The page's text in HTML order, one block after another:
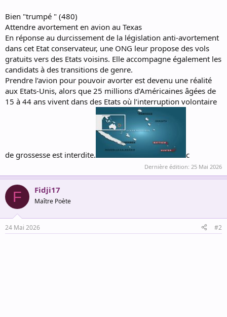
Bien "trumpé " (480)
Attendre avortement en avion au Texas
En réponse au durcissement de la législation anti-avortement
dans cet Etat conservateur, une ONG leur propose des vols
gratuits vers des Etats voisins. Elle accompagne également les
candidats à des transitions de genre.
Prendre l’avion pour pouvoir avorter est devenu une réalité
aux Etats-Unis, alors que 25 millions d’Américaines âgées de
15 à 44 ans vivent dans des Etats où l’interruption volontaire
de grossesse est interdite. c
Dernière édition: 25 Mai 2026
F Fidji17
Maître Poète
24 Mai 2026 #2